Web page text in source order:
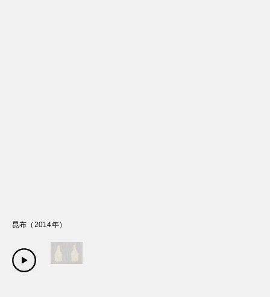
昆布 （ 2014年）